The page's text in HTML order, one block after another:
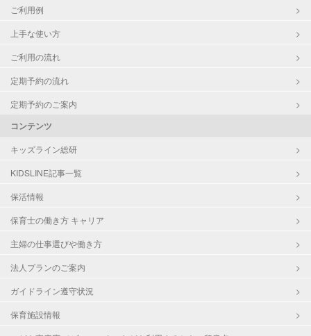
ご利用例
上手な使い方
ご利用の流れ
定期予約の流れ
定期予約のご案内
コンテンツ
キッズライン総研
KIDSLINE記事一覧
保活情報
保育士の働き方 キャリア
主婦の仕事選びや働き方
法人プランのご案内
ガイドライン遵守状況
保育施設情報